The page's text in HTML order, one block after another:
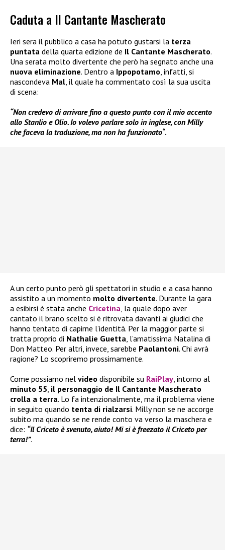
Caduta a Il Cantante Mascherato
Ieri sera il pubblico a casa ha potuto gustarsi la terza
puntata della quarta edizione de Il Cantante Mascherato.
Una serata molto divertente che però ha segnato anche una
nuova eliminazione. Dentro a Ippopotamo , infatti, si
nascondeva Mal , il quale ha commentato così la sua uscita
di scena:
“Non credevo di arrivare fino a questo punto con il mio accento
allo Stanlio e Olio. Io volevo parlare solo in inglese, con Milly
che faceva la traduzione, ma non ha funzionato“.
A un certo punto però gli spettatori in studio e a casa hanno
assistito a un momento molto divertente. Durante la gara
a esibirsi è stata anche Cricetina , la quale dopo aver
cantato il brano scelto si è ritrovata davanti ai giudici che
hanno tentato di capirne l’identità. Per la maggior parte si
tratta proprio di Nathalie Guetta , l’amatissima Natalina di
Don Matteo. Per altri, invece, sarebbe Paolantoni. Chi avrà
ragione? Lo scopriremo prossimamente.
Come possiamo nel video disponibile su RaiPlay , intorno al
minuto 55 il personaggio de Il Cantante Mascherato
crolla a terra. Lo fa intenzionalmente, ma il problema viene
in seguito quando tenta di rialzarsi. Milly non se ne accorge
subito ma quando se ne rende conto va verso la maschera e
dice: “Il Criceto è svenuto, aiuto! Mi si è freezato il Criceto per
terra!”.